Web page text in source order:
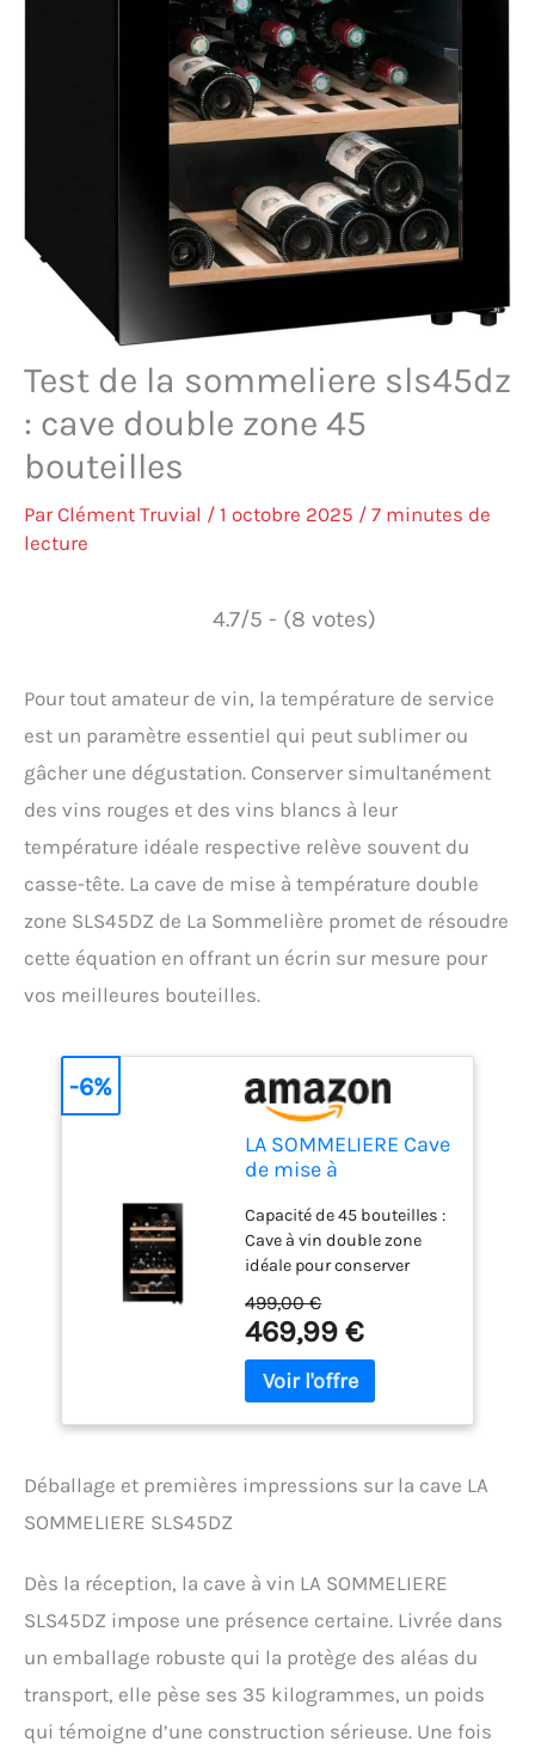
Test de la sommeliere sls45dz
: cave double zone 45
bouteilles
Par Clément Truvial / 1 octobre 2025 / 7 minutes de
lecture
4.7/5 - (8 votes)
Pour tout amateur de vin, la température de service
est un paramètre essentiel qui peut sublimer ou
gâcher une dégustation. Conserver simultanément
des vins rouges et des vins blancs à leur
température idéale respective relève souvent du
casse-tête. La cave de mise à température double
zone SLS45DZ de La Sommelière promet de résoudre
cette équation en offrant un écrin sur mesure pour
vos meilleures bouteilles.
LA SOMMELIERE Cave
de mise à
zone SLS45DZ 45
Bouteilles
Capacité de 45 bouteilles :
Cave à vin double zone
idéale pour conserver
température de
dégustation. Niveau
sonore de 39 dB :
Fonctionnement à bruit
zone indépendante :
pour chaque type de vin.
Design All Black élégant :
lignes épurées pour
sublimer votre collection
Clayettes en bois de hêtre :
499,00 €
469,99 €
-6%
Déballage et premières impressions sur la cave LA
SOMMELIERE SLS45DZ
Dès la réception, la cave à vin LA SOMMELIERE
SLS45DZ impose une présence certaine. Livrée dans
un emballage robuste qui la protège des aléas du
transport, elle pèse ses 35 kilogrammes, un poids
qui témoigne d’une construction sérieuse. Une fois